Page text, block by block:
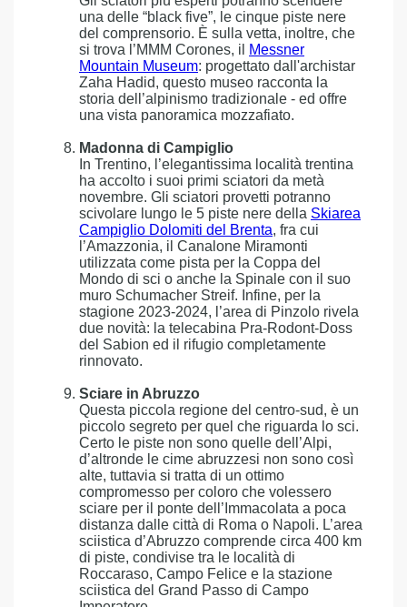
una delle “black five”, le cinque piste nere
del comprensorio. È sulla vetta, inoltre, che
si trova l’MMM Corones, il
Messner
Mountain Museum: progettato dall'archistar
Zaha Hadid, questo museo racconta la
storia dell’alpinismo tradizionale - ed offre
una vista panoramica mozzafiato.
Madonna di Campiglio
In Trentino, l’elegantissima località trentina
ha accolto i suoi primi sciatori da metà
novembre. Gli sciatori provetti potranno
scivolare lungo le 5 piste nere della Skiarea
Campiglio Dolomiti del Brenta, fra cui
l’Amazzonia, il Canalone Miramonti
utilizzata come pista per la Coppa del
Mondo di sci o anche la Spinale con il suo
muro Schumacher Streif. Infine, per la
stagione 2023-2024, l’area di Pinzolo rivela
due novità: la telecabina Pra-Rodont-Doss
del Sabion ed il rifugio completamente
rinnovato.
Sciare in Abruzzo
Questa piccola regione del centro-sud, è un
piccolo segreto per quel che riguarda lo sci.
Certo le piste non sono quelle dell’Alpi,
d’altronde le cime abruzzesi non sono così
alte, tuttavia si tratta di un ottimo
compromesso per coloro che volessero
sciare per il ponte dell’Immacolata a poca
distanza dalle città di Roma o Napoli. L’area
sciistica d’Abruzzo comprende circa 400 km
di piste, condivise tra le località di
Roccaraso, Campo Felice e la stazione
sciistica del Grand Passo di Campo